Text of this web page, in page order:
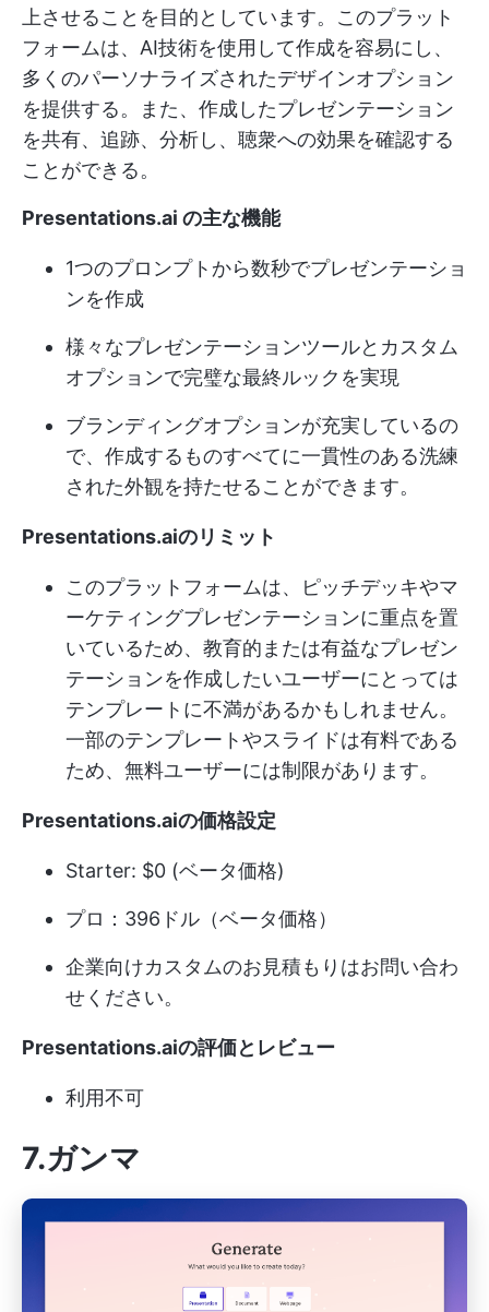
上させることを目的としています。このプラット
フォームは、AI技術を使用して作成を容易にし、
多くのパーソナライズされたデザインオプション
を提供する。また、作成したプレゼンテーション
を共有、追跡、分析し、聴衆への効果を確認する
ことができる。
Presentations.ai の主な機能
1つのプロンプトから数秒でプレゼンテーショ
ンを作成
様々なプレゼンテーションツールとカスタム
オプションで完璧な最終ルックを実現
ブランディングオプションが充実しているの
で、作成するものすべてに一貫性のある洗練
された外観を持たせることができます。
Presentations.aiのリミット
このプラットフォームは、ピッチデッキやマ
ーケティングプレゼンテーションに重点を置
いているため、教育的または有益なプレゼン
テーションを作成したいユーザーにとっては
テンプレートに不満があるかもしれません。
一部のテンプレートやスライドは有料である
ため、無料ユーザーには制限があります。
Presentations.aiの価格設定
Starter: $0 (ベータ価格)
プロ：396ドル（ベータ価格）
企業向けカスタムのお見積もりはお問い合わ
せください。
Presentations.aiの評価とレビュー
利用不可
7.ガンマ